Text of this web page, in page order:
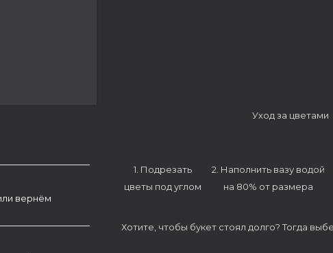
вернём
Уход за цветами
1. Подрезать
цветы под углом
2. Наполнить вазу водой
на 80% от размера
Хотите, чтобы букет стоял долго? Тогда